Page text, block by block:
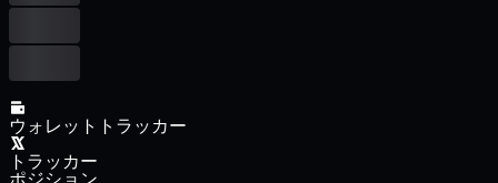
ウォレットトラッカー
トラッカー